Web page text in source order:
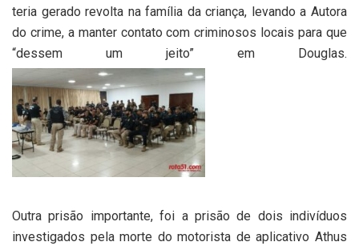
teria gerado revolta na família da criança, levando a Autora
do crime, a manter contato com criminosos locais para que
“dessem um jeito” em Douglas.
Outra prisão importante, foi a prisão de dois indivíduos
investigados pela morte do motorista de aplicativo Athus